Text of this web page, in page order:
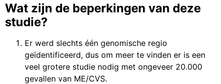
Wat zijn de beperkingen van deze
studie?
Er werd slechts één genomische regio
geïdentificeerd, dus om meer te vinden er is een
veel grotere studie nodig met ongeveer 20.000
gevallen van ME/CVS.